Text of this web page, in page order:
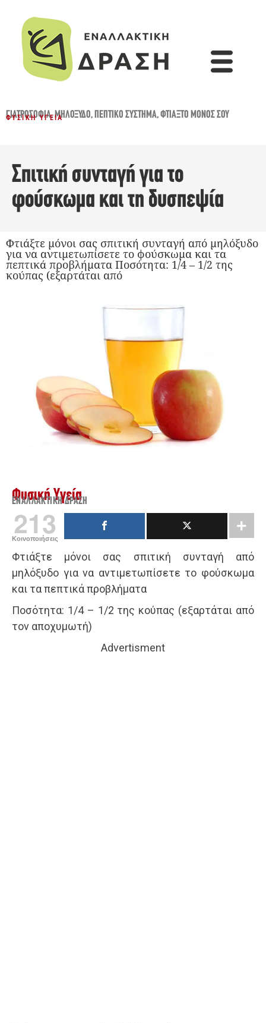
ΓΙΑΤΡΟΣΌΦΙΑ,ΜΗΛΌΞΥΔΟ,ΠΕΠΤΙΚΌ ΣΎΣΤΗΜΑ,ΦΤΙΆΞΤΟ ΜΌΝΟΣ ΣΟΥ
ΦΥΣΙΚΉ ΥΓΕΊΑ
Σπιτική συνταγή για το
φούσκωμα και τη δυσπεψία
Φτιάξτε μόνοι σας σπιτική συνταγή από μηλόξυδο
για να αντιμετωπίσετε το φούσκωμα και τα
πεπτικά προβλήματα Ποσότητα: 1/4 – 1/2 της
κούπας (εξαρτάται από
Φυσική Υγεία
ΕΝΑΛΛΑΚΤΙΚΉ ΔΡΆΣΗ
213
Κοινοποιήσεις
Φτιάξτε μόνοι σας σπιτική συνταγή από
μηλόξυδο για να αντιμετωπίσετε το φούσκωμα
και τα πεπτικά προβλήματα
Ποσότητα: 1/4 – 1/2 της κούπας (εξαρτάται από
τον αποχυμωτή)
Advertisment